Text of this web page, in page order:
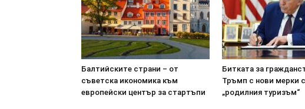
Балтийските страни – от
съветска икономика към
европейски център за стартъпи
Битката за
Тръмп с нови мерки
„родилния туризъм“